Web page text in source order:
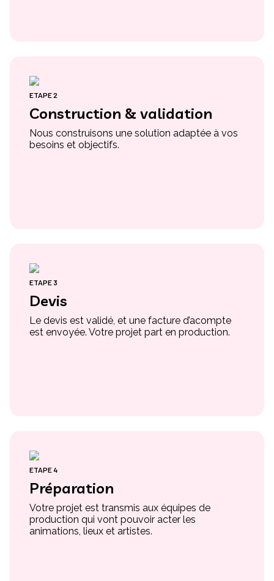
ETAPE 2
Construction & validation
Nous construisons une solution adaptée à vos
besoins et objectifs.
ETAPE 3
Devis
Le devis est validé, et une facture d’acompte
est envoyée. Votre projet part en production.
ETAPE 4
Préparation
Votre projet est transmis aux équipes de
production qui vont pouvoir acter les
animations, lieux et artistes.